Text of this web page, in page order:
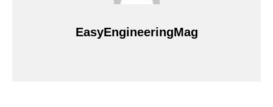
EasyEngineeringMag